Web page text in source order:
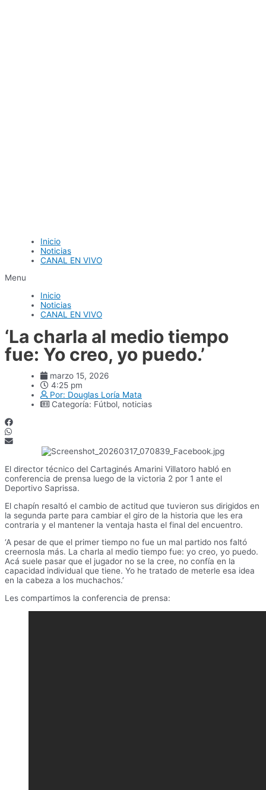
Inicio
Noticias
CANAL EN VIVO
Menu
Inicio
Noticias
CANAL EN VIVO
‘La charla al medio tiempo
fue: Yo creo, yo puedo.’
marzo 15, 2026
4:25 pm
Por: Douglas Loría Mata
Categoría: Fútbol, noticias
El director técnico del Cartaginés Amarini Villatoro habló en
conferencia de prensa luego de la victoria 2 por 1 ante el
Deportivo Saprissa.
El chapín resaltó el cambio de actitud que tuvieron sus dirigidos en
la segunda parte para cambiar el giro de la historia que les era
contraria y el mantener la ventaja hasta el final del encuentro.
‘A pesar de que el primer tiempo no fue un mal partido nos faltó
creernosla más. La charla al medio tiempo fue: yo creo, yo puedo.
Acá suele pasar que el jugador no se la cree, no confía en la
capacidad individual que tiene. Yo he tratado de meterle esa idea
en la cabeza a los muchachos.’
Les compartimos la conferencia de prensa: